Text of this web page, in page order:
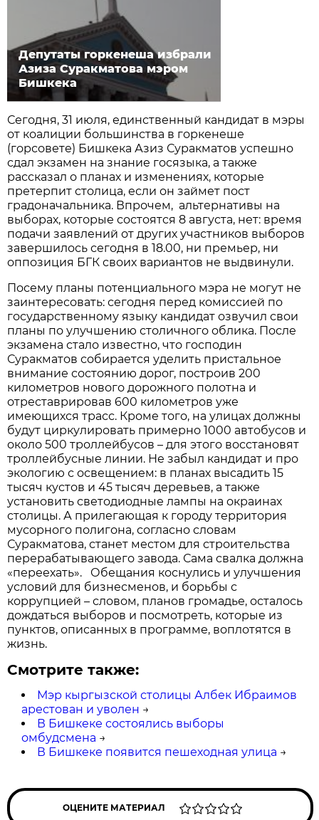
Депутаты горкенеша избрали
Азиза Суракматова мэром
Бишкека
Сегодня, 31 июля, единственный кандидат в мэры
от коалиции большинства в горкенеше
(горсовете) Бишкека Азиз Суракматов успешно
сдал экзамен на знание госязыка, а также
рассказал о планах и изменениях, которые
претерпит столица, если он займет пост
градоначальника. Впрочем, альтернативы на
выборах, которые состоятся 8 августа, нет: время
подачи заявлений от других участников выборов
завершилось сегодня в 18.00, ни премьер, ни
оппозиция БГК своих вариантов не выдвинули.
Посему планы потенциального мэра не могут не
заинтересовать: сегодня перед комиссией по
государственному языку кандидат озвучил свои
планы по улучшению столичного облика. После
экзамена стало известно, что господин
Суракматов собирается уделить пристальное
внимание состоянию дорог, построив 200
километров нового дорожного полотна и
отреставрировав 600 километров уже
имеющихся трасс. Кроме того, на улицах должны
будут циркулировать примерно 1000 автобусов и
около 500 троллейбусов – для этого восстановят
троллейбусные линии. Не забыл кандидат и про
экологию с освещением: в планах высадить 15
тысяч кустов и 45 тысяч деревьев, а также
установить светодиодные лампы на окраинах
столицы. А прилегающая к городу территория
мусорного полигона, согласно словам
Суракматова, станет местом для строительства
перерабатывающего завода. Сама свалка должна
«переехать». Обещания коснулись и улучшения
условий для бизнесменов, и борьбы с
коррупцией – словом, планов громадье, осталось
дождаться выборов и посмотреть, которые из
пунктов, описанных в программе, воплотятся в
жизнь.
Смотрите также:
Мэр кыргызской столицы Албек Ибраимов
арестован и уволен →
В Бишкеке состоялись выборы
омбудсмена →
В Бишкеке появится пешеходная улица →
ОЦЕНИТЕ МАТЕРИАЛ